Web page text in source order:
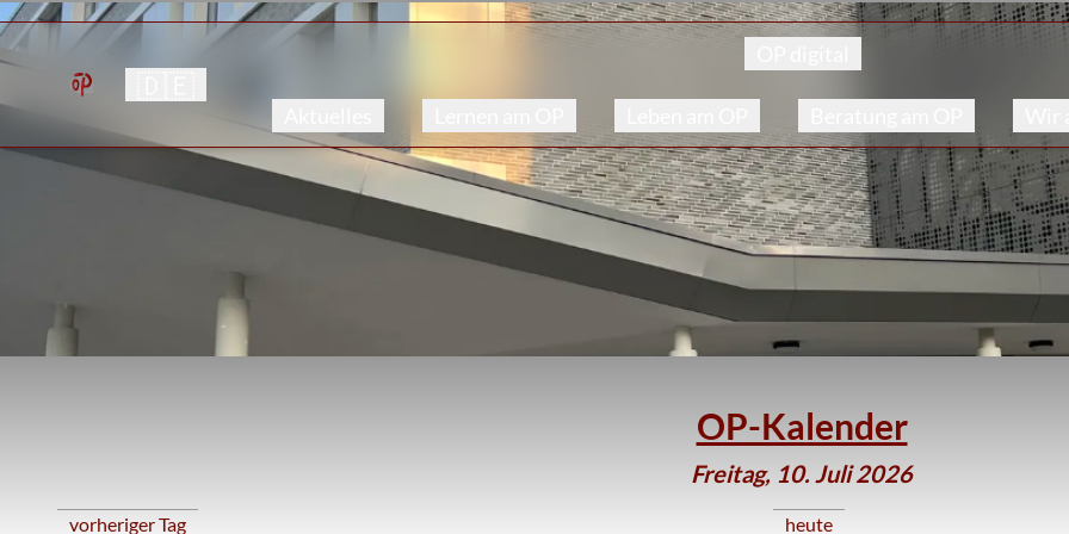
OP-Kalender
Freitag, 10. Juli 2026
vorheriger Tag heute